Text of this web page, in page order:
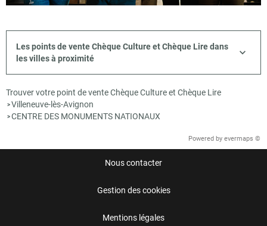
Les points de vente Chèque Culture et Chèque Lire dans
les villes à proximité
Trouver votre point de vente Chèque Culture et Chèque Lire
>Villeneuve-lès-Avignon
>CENTRE DES MONUMENTS NATIONAUX
Powered by evermaps ©
Nous contacter
Gestion des cookies
Mentions légales